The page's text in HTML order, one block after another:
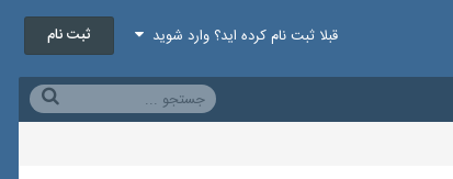
قبلا ثبت نام کرده اید؟ وارد شوید ثبت نام